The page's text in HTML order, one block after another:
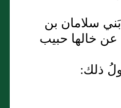
سلامان بن
خالها حبيب
ذلك: